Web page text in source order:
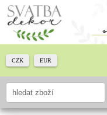
CZK EUR